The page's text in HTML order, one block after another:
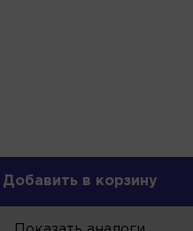
Добавить в корзину